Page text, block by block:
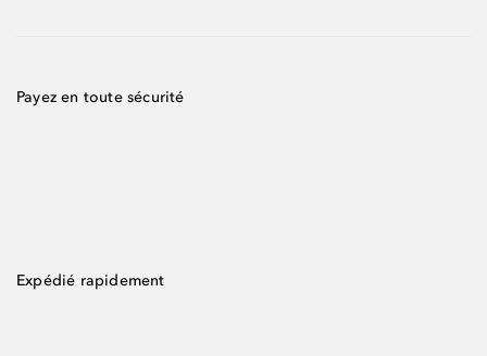
Payez en toute sécurité
Expédié rapidement